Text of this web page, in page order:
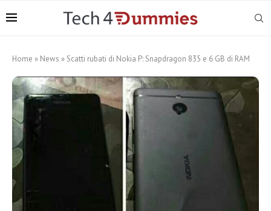
Home » News » Scatti rubati di Nokia P: Snapdragon 835 e 6 GB di RAM